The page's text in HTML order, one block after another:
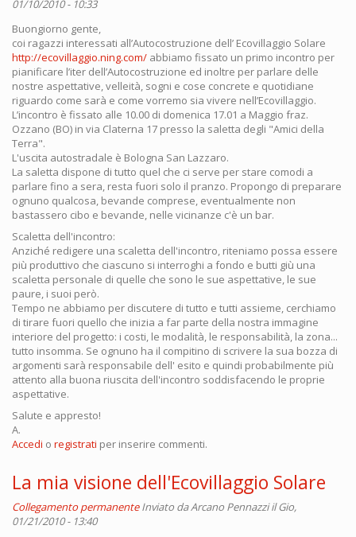
01/10/2010 - 10:33
Buongiorno gente,
coi ragazzi interessati all’Autocostruzione dell’ Ecovillaggio Solare
http://ecovillaggio.ning.com/ abbiamo fissato un primo incontro per
pianificare l’iter dell’Autocostruzione ed inoltre per parlare delle
nostre aspettative, velleità, sogni e cose concrete e quotidiane
riguardo come sarà e come vorremo sia vivere nell’Ecovillaggio.
L’incontro è fissato alle 10.00 di domenica 17.01 a Maggio fraz.
Ozzano (BO) in via Claterna 17 presso la saletta degli "Amici della
Terra".
L'uscita autostradale è Bologna San Lazzaro.
La saletta dispone di tutto quel che ci serve per stare comodi a
parlare fino a sera, resta fuori solo il pranzo. Propongo di preparare
ognuno qualcosa, bevande comprese, eventualmente non
bastassero cibo e bevande, nelle vicinanze c'è un bar.
Scaletta dell'incontro:
Anziché redigere una scaletta dell'incontro, riteniamo possa essere
più produttivo che ciascuno si interroghi a fondo e butti giù una
scaletta personale di quelle che sono le sue aspettative, le sue
paure, i suoi però.
Tempo ne abbiamo per discutere di tutto e tutti assieme, cerchiamo
di tirare fuori quello che inizia a far parte della nostra immagine
interiore del progetto: i costi, le modalità, le responsabilità, la zona...
tutto insomma. Se ognuno ha il compitino di scrivere la sua bozza di
argomenti sarà responsabile dell' esito e quindi probabilmente più
attento alla buona riuscita dell'incontro soddisfacendo le proprie
aspettative.
Salute e appresto!
A.
Accedi o registrati per inserire commenti.
La mia visione dell'Ecovillaggio Solare
Collegamento permanente Inviato daArcano Pennazziil Gio,
01/21/2010 - 13:40